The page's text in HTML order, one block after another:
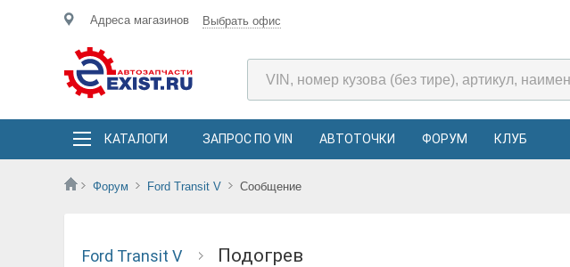
Адреса магазинов Выбрать офис
КАТАЛОГИ ЗАПРОС ПО VIN АВТОТОЧКИ ФОРУМ КЛУБ
Форум Ford Transit V Сообщение
Ford Transit V подогрев